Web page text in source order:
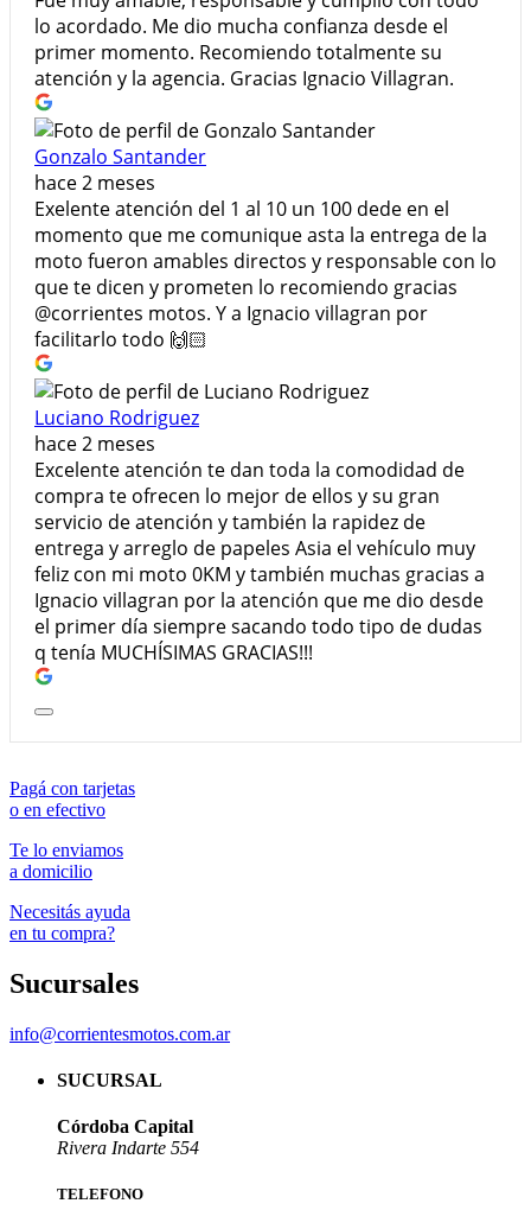
lo acordado. Me dio mucha confianza desde el
primer momento. Recomiendo totalmente su
atención y la agencia. Gracias Ignacio Villagran.
Gonzalo Santander
hace 2 meses
Exelente atención del 1 al 10 un 100 dede en el
momento que me comunique asta la entrega de la
moto fueron amables directos y responsable con lo
que te dicen y prometen lo recomiendo gracias
@corrientes motos. Y a Ignacio villagran por
facilitarlo todo 🙌🏻
Luciano Rodriguez
hace 2 meses
Excelente atención te dan toda la comodidad de
compra te ofrecen lo mejor de ellos y su gran
servicio de atención y también la rapidez de
entrega y arreglo de papeles Asia el vehículo muy
feliz con mi moto 0KM y también muchas gracias a
Ignacio villagran por la atención que me dio desde
el primer día siempre sacando todo tipo de dudas
q tenía MUCHÍSIMAS GRACIAS!!!
Pagá con tarjetas
o en efectivo
Te lo enviamos
a domicilio
Necesitás ayuda
en tu compra?
Sucursales
info@corrientesmotos.com.ar
SUCURSAL
Córdoba Capital
Rivera Indarte 554
TELEFONO